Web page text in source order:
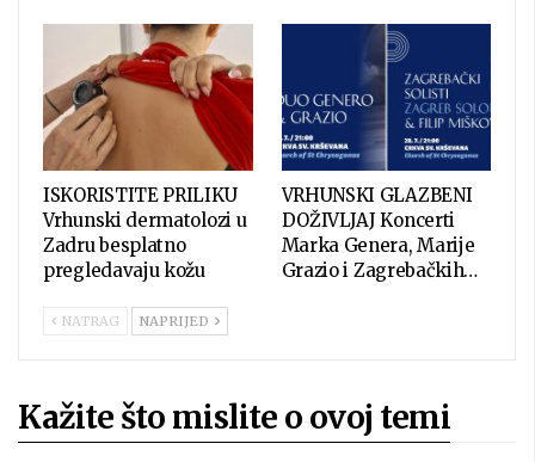
ISKORISTITE PRILIKU
Vrhunski dermatolozi u
Zadru besplatno
pregledavaju kožu
VRHUNSKI GLAZBENI
DOŽIVLJAJ Koncerti
Marka Genera, Marije
Grazio i Zagrebačkih…
NATRAG NAPRIJED
Kažite što mislite o ovoj temi